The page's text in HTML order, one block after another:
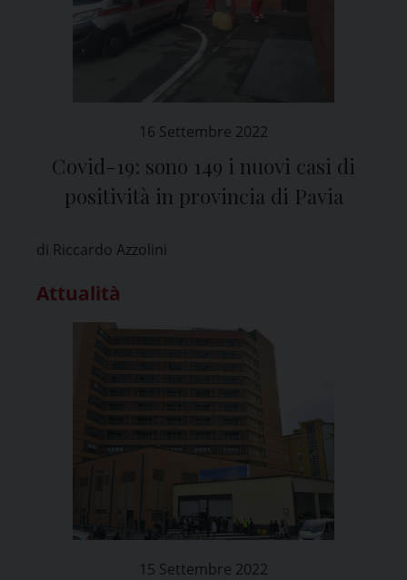
16 Settembre 2022
Covid-19: sono 149 i nuovi casi di
positività in provincia di Pavia
di Riccardo Azzolini
Attualità
15 Settembre 2022